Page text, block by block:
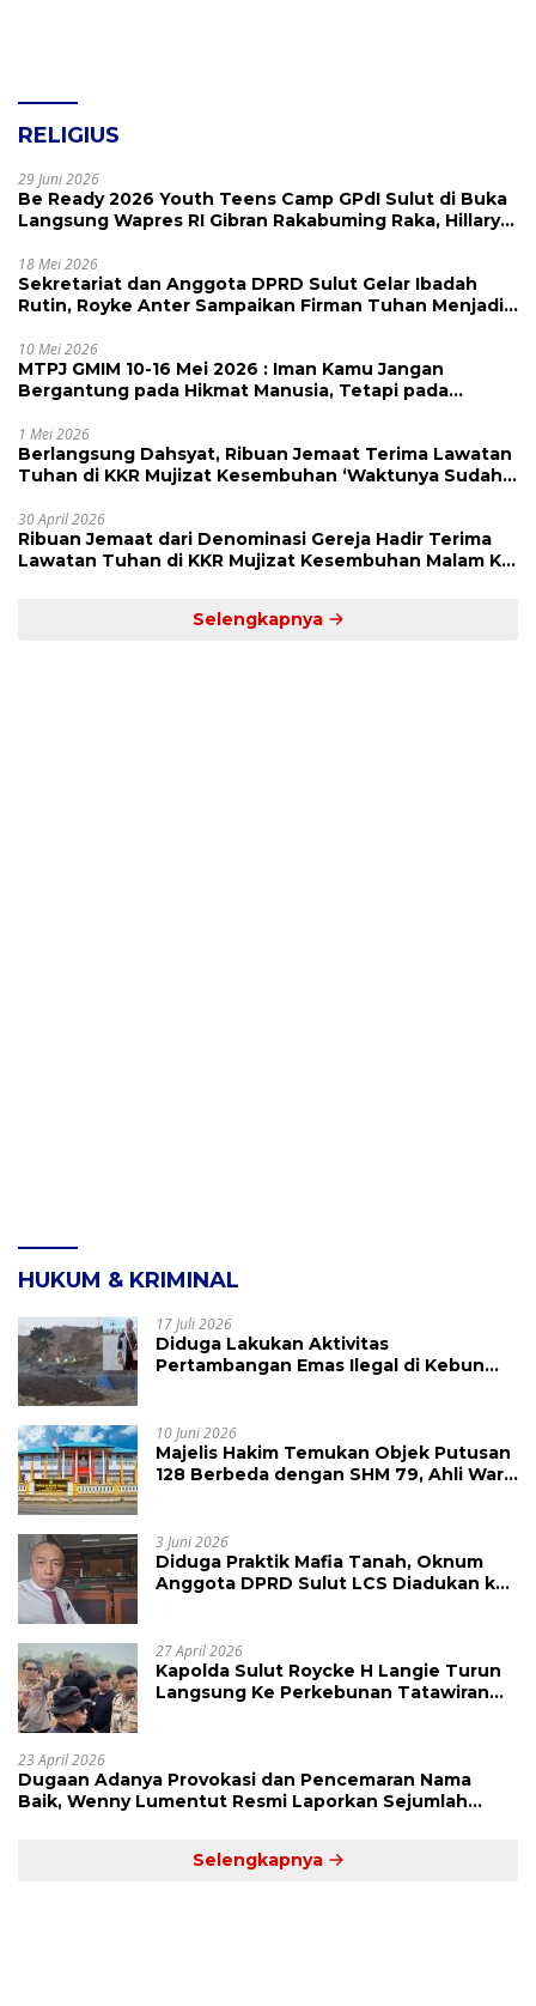
RELIGIUS
29 Juni 2026
Be Ready 2026 Youth Teens Camp GPdI Sulut di Buka
Langsung Wapres RI Gibran Rakabuming Raka, Hillary
18 Mei 2026
Sekretariat dan Anggota DPRD Sulut Gelar Ibadah
Rutin, Royke Anter Sampaikan Firman Tuhan Menjadi
10 Mei 2026
MTPJ GMIM 10-16 Mei 2026 : Iman Kamu Jangan
Bergantung pada Hikmat Manusia, Tetapi pada
1 Mei 2026
Berlangsung Dahsyat, Ribuan Jemaat Terima Lawatan
Tuhan di KKR Mujizat Kesembuhan ‘Waktunya Sudah
30 April 2026
Ribuan Jemaat dari Denominasi Gereja Hadir Terima
Lawatan Tuhan di KKR Mujizat Kesembuhan Malam Ke
Selengkapnya
HUKUM & KRIMINAL
17 Juli 2026
Diduga Lakukan Aktivitas
Pertambangan Emas Ilegal di Kebun
10 Juni 2026
Majelis Hakim Temukan Objek Putusan
128 Berbeda dengan SHM 79, Ahli Waris
3 Juni 2026
Diduga Praktik Mafia Tanah, Oknum
Anggota DPRD Sulut LCS Diadukan ke
27 April 2026
Kapolda Sulut Roycke H Langie Turun
Langsung Ke Perkebunan Tatawiran
23 April 2026
Dugaan Adanya Provokasi dan Pencemaran Nama
Baik, Wenny Lumentut Resmi Laporkan Sejumlah
Selengkapnya